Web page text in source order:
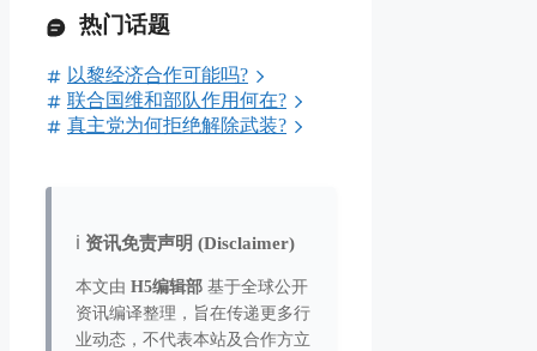
热门话题
以黎经济合作可能吗?
联合国维和部队作用何在?
真主党为何拒绝解除武装?
ℹ️ 资讯免责声明 (Disclaimer)
本文由 H5编辑部 基于全球公开
资讯编译整理，旨在传递更多行
业动态，不代表本站及合作方立